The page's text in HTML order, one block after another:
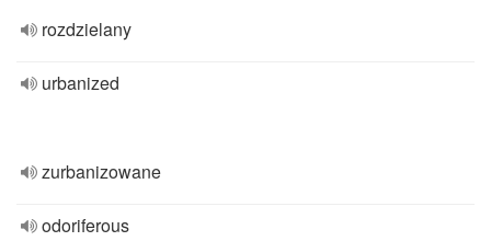
rozdzielany
urbanized
zurbanizowane
odoriferous